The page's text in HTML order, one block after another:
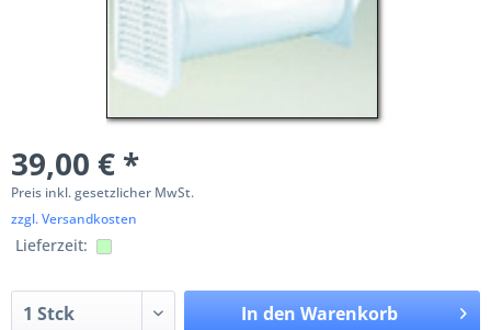
39,00 € *
Preis inkl. gesetzlicher MwSt.
zzgl. Versandkosten
Lieferzeit:
In den Warenkorb